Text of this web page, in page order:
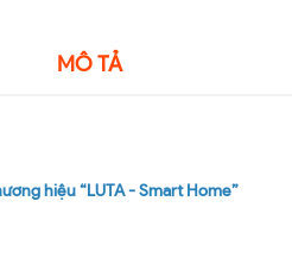
MÔ TẢ
hiệu“LUTA -Smart Home”